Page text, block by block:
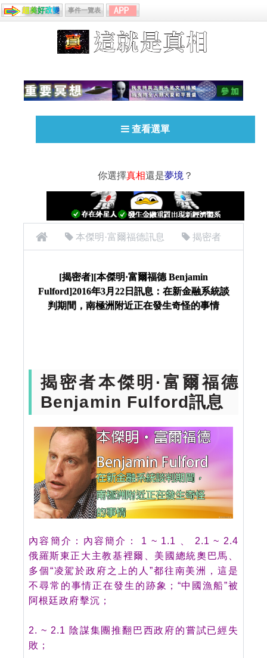
事件一覽表
查看選單
你選擇真相還是夢境 ？
本傑明·富爾福德訊息 揭密者
年3月22日訊息：在新金融系統談判期間，南極洲附
近正在發生奇怪的事情
[揭密者][本傑明·富爾福德 Benjamin
Fulford]2016年3月22日訊息：在新金融系統談
判期間，南極洲附近正在發生奇怪的事情
揭密者本傑明·富爾福德
Benjamin Fulford訊息
內容簡介：內容簡介： 1 ~ 1.1 、 2.1 ~ 2.4
俄羅斯東正大主教基裡爾、美國總統奧巴馬、
多個“凌駕於政府之上的人”都往南美洲，這是
不尋常的事情正在發生的跡象；“中國漁船”被
阿根廷政府擊沉；
2. ~ 2.1 陰謀集團推翻巴西政府的嘗試已經失
敗；